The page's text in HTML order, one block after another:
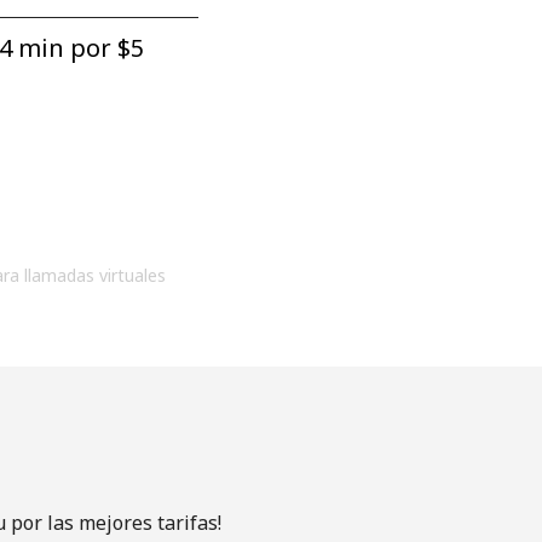
min por ⁦$5⁩
llamadas virtuales
por las mejores tarifas!